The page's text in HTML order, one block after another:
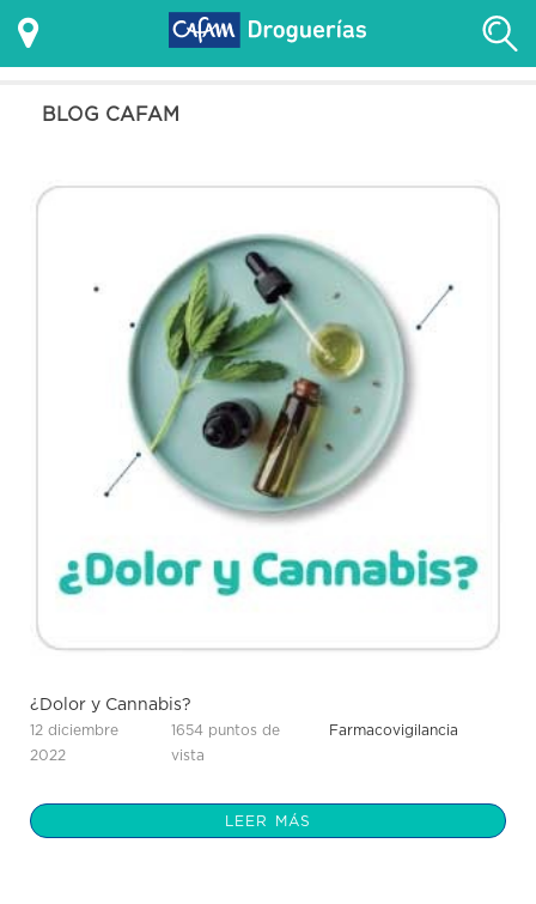
BLOG CAFAM
¿Dolor y Cannabis?
12 diciembre
2022
1654 puntos de
vista
Farmacovigilancia
LEER MÁS